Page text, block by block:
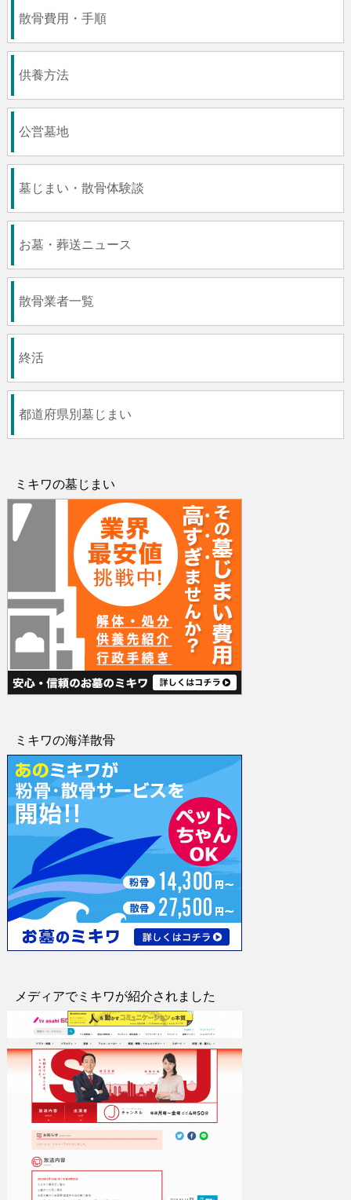
散骨費用・手順
供養方法
公営墓地
墓じまい・散骨体験談
お墓・葬送ニュース
散骨業者一覧
終活
都道府県別墓じまい
ミキワの墓じまい
ミキワの海洋散骨
メディアでミキワが紹介されました